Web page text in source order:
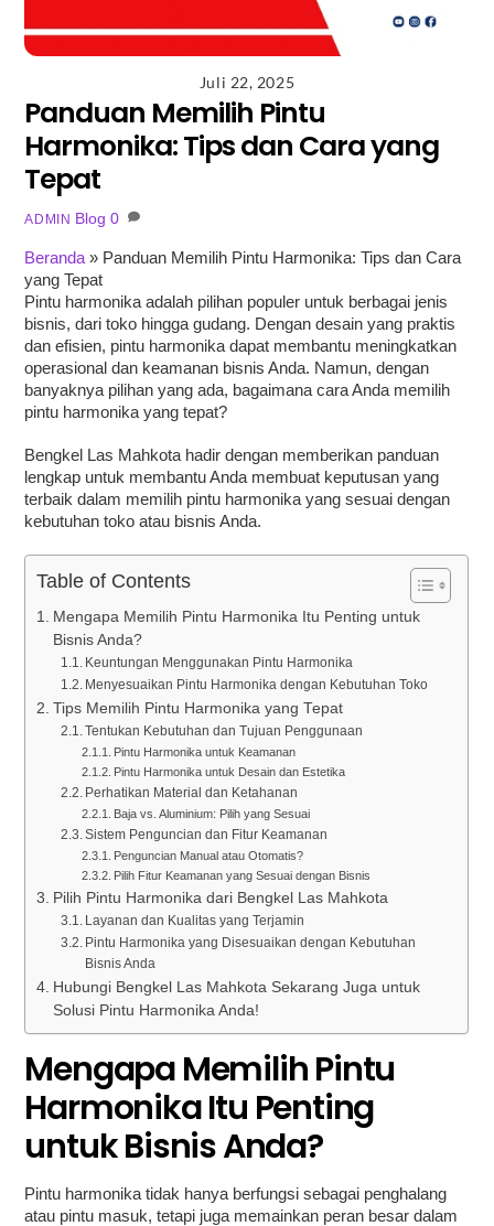
Juli 22, 2025
Panduan Memilih Pintu
Harmonika: Tips dan Cara yang
Tepat
ADMIN Blog 0
Beranda » Panduan Memilih Pintu Harmonika: Tips dan Cara
yang Tepat
Pintu harmonika adalah pilihan populer untuk berbagai jenis
bisnis, dari toko hingga gudang. Dengan desain yang praktis
dan efisien, pintu harmonika dapat membantu meningkatkan
operasional dan keamanan bisnis Anda. Namun, dengan
banyaknya pilihan yang ada, bagaimana cara Anda memilih
pintu harmonika yang tepat?
Bengkel Las Mahkota hadir dengan memberikan panduan
lengkap untuk membantu Anda membuat keputusan yang
terbaik dalam memilih pintu harmonika yang sesuai dengan
kebutuhan toko atau bisnis Anda.
Table of Contents
Mengapa Memilih Pintu Harmonika Itu Penting untuk
Bisnis Anda?
Keuntungan Menggunakan Pintu Harmonika
Menyesuaikan Pintu Harmonika dengan Kebutuhan Toko
Tips Memilih Pintu Harmonika yang Tepat
Tentukan Kebutuhan dan Tujuan Penggunaan
Pintu Harmonika untuk Keamanan
Pintu Harmonika untuk Desain dan Estetika
Perhatikan Material dan Ketahanan
Baja vs. Aluminium: Pilih yang Sesuai
Sistem Penguncian dan Fitur Keamanan
Penguncian Manual atau Otomatis?
Pilih Fitur Keamanan yang Sesuai dengan Bisnis
Pilih Pintu Harmonika dari Bengkel Las Mahkota
Layanan dan Kualitas yang Terjamin
Pintu Harmonika yang Disesuaikan dengan Kebutuhan
Bisnis Anda
Hubungi Bengkel Las Mahkota Sekarang Juga untuk
Solusi Pintu Harmonika Anda!
Mengapa Memilih Pintu
Harmonika Itu Penting
untuk Bisnis Anda?
Pintu harmonika tidak hanya berfungsi sebagai penghalang
atau pintu masuk, tetapi juga memainkan peran besar dalam